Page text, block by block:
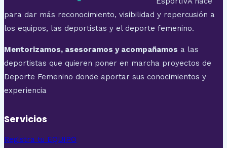
para dar más reconocimiento, visibilidad y repercusión a
los equipos, las deportistas y el deporte femenino.
Mentorizamos, asesoramos y acompañamos a las
deportistas que quieren poner en marcha proyectos de
Deporte Femenino donde aportar sus conocimientos y
experiencia
Servicios
Registra tu EQUIPO